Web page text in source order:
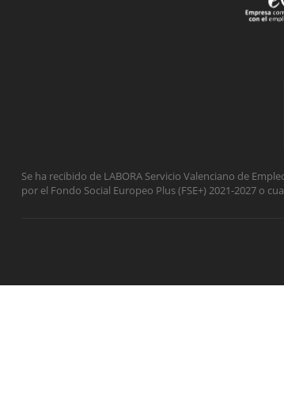
Se ha recibido de LABORA Servicio Valenciano de
por el Fondo Social Europeo Plus (FSE+) 2021-2027 o